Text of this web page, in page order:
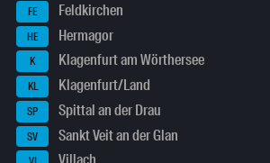
FE Feldkirchen
HE Hermagor
K Klagenfurt am Wörthersee
KL Klagenfurt/Land
SP Spittal an der Drau
SV Sankt Veit an der Glan